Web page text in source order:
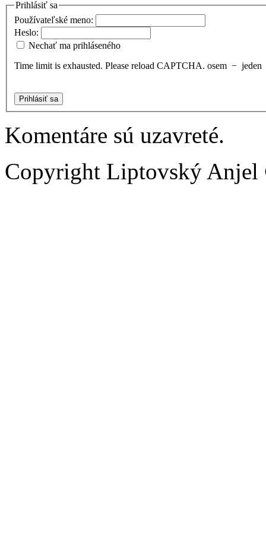
Prihlásiť sa
Používateľské meno:
Heslo:
Nechať ma prihláseného
Time limit is exhausted. Please reload CAPTCHA. osem − jeden
Prihlásiť sa
Komentáre sú uzavreté.
Copyright Liptovský Anjel